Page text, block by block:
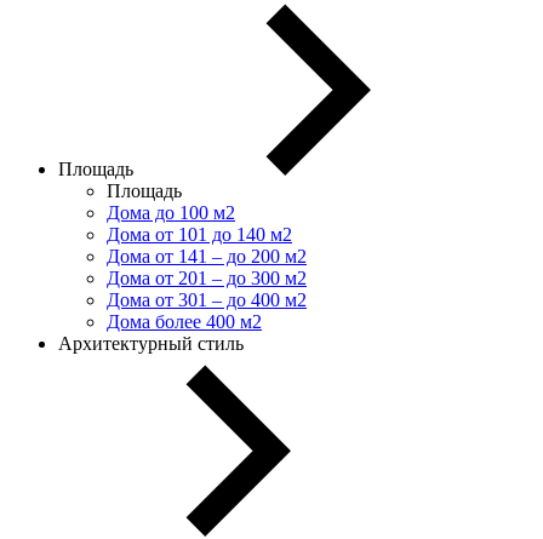
Площадь
Площадь
Дома до 100 м2
Дома от 101 до 140 м2
Дома от 141 – до 200 м2
Дома от 201 – до 300 м2
Дома от 301 – до 400 м2
Дома более 400 м2
Архитектурный стиль